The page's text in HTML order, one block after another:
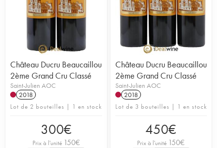
Château Ducru Beaucaillou
2ème Grand Cru Classé
Saint-Julien AOC
2018
Lot de 2 bouteilles | 1 en stock
300€
Prix à l'unité 150€
Château Ducru Beaucaillou
2ème Grand Cru Classé
Saint-Julien AOC
2018
Lot de 3 bouteilles | 1 en stock
450€
Prix à l'unité 150€